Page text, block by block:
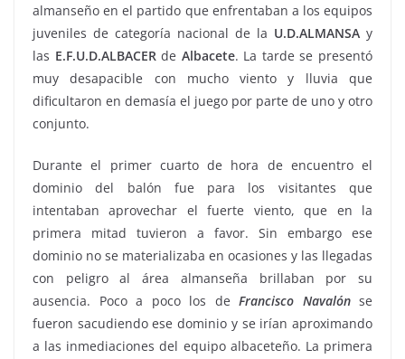
almanseño en el partido que enfrentaban a los equipos
juveniles de categoría nacional de la U.D.ALMANSA y
las E.F.U.D.ALBACERde Albacete. La tarde se presentó
muy desapacible con mucho viento y lluvia que
dificultaron en demasía el juego por parte de uno y otro
conjunto.
Durante el primer cuarto de hora de encuentro el
dominio del balón fue para los visitantes que
intentaban aprovechar el fuerte viento, que en la
primera mitad tuvieron a favor. Sin embargo ese
dominio no se materializaba en ocasiones y las llegadas
con peligro al área almanseña brillaban por su
ausencia. Poco a poco los de Francisco Navalónse
fueron sacudiendo ese dominio y se irían aproximando
a las inmediaciones del equipo albaceteño. La primera